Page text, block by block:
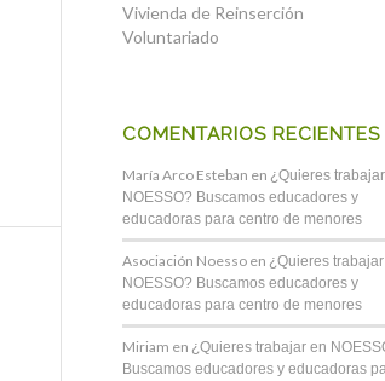
Vivienda de Reinserción
Voluntariado
COMENTARIOS RECIENTES
María Arco Esteban en ¿Quieres
NOESSO? Buscamos educadores y
educadoras para centro de menores
Asociación Noesso en ¿Quieres
NOESSO? Buscamos educadores y
educadoras para centro de menores
Miriam en ¿Quieres trabajar en
Buscamos educadores y educadoras